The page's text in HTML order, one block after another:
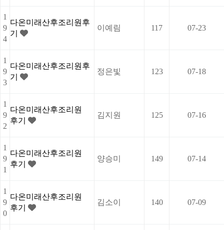
1
9
4
다온미래산후조리원후
기
이예림 117 07-23
1
9
3
다온미래산후조리원후
기
정은빛 123 07-18
1
9
2
다온미래산후조리원
후기
김지원 125 07-16
1
9
1
다온미래산후조리원
후기
양승미 149 07-14
1
9
0
다온미래산후조리원
후기
김소이 140 07-09